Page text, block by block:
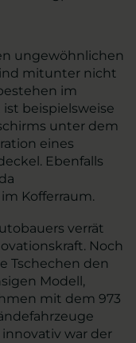
ungewöhnlichen
mitunter nicht
im
beispielsweise
unter dem
eines
Ebenfalls
Kofferraum.
verrät
Noch
Tschechen den
Modell,
mit dem 973
war der